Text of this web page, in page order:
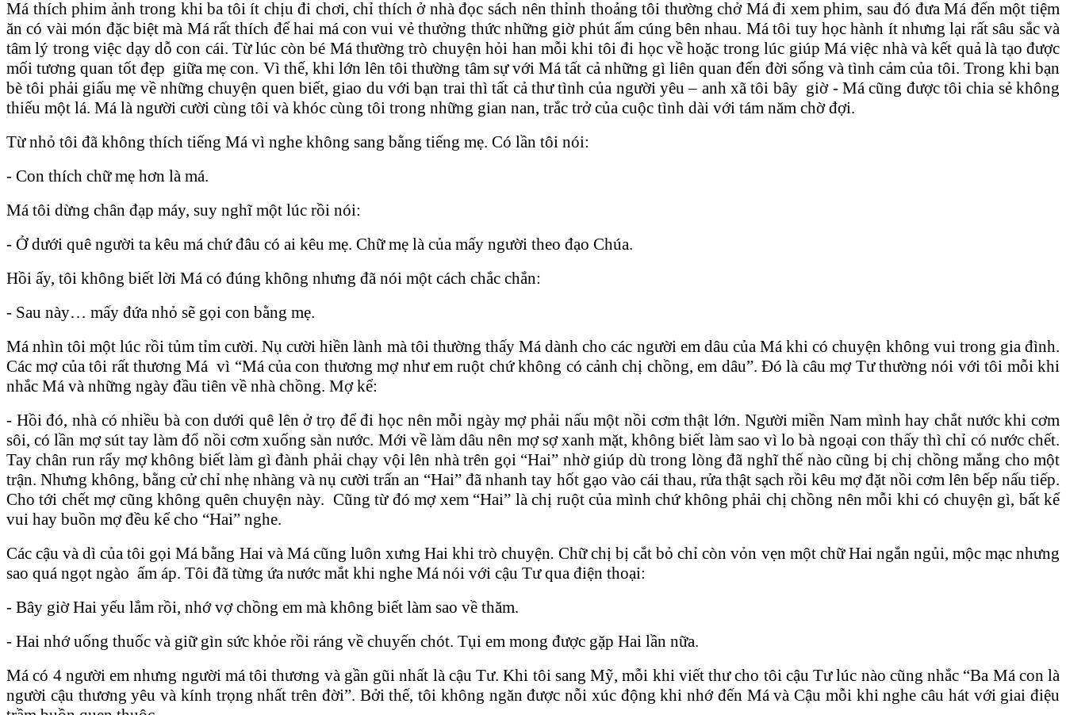
Má thích phim ảnh trong khi ba tôi ít chịu đi chơi, chỉ thích ở nhà đọc sách nên thỉnh thoảng tôi thường chở Má đi xem phim, sau đó đưa Má đến một tiệm
ăn có vài món đặc biệt mà Má rất thích để hai má con vui vẻ thưởng thức những giờ phút ấm cúng bên nhau. Má tôi tuy học hành ít nhưng lại rất sâu sắc và
tâm lý trong việc dạy dỗ con cái. Từ lúc còn bé Má thường trò chuyện hỏi han mỗi khi tôi đi học về hoặc trong lúc giúp Má việc nhà và kết quả là tạo được
mối tương quan tốt đẹp giữa mẹ con. Vì thế, khi lớn lên tôi thường tâm sự với Má tất cả những gì liên quan đến đời sống và tình cảm của tôi. Trong khi bạn
bè tôi phải giấu mẹ về những chuyện quen biết, giao du với bạn trai thì tất cả thư tình của người yêu – anh xã tôi bây giờ - Má cũng được tôi chia sẻ không
thiếu một lá. Má là người cười cùng tôi và khóc cùng tôi trong những gian nan, trắc trở của cuộc tình dài với tám năm chờ đợi.
Từ nhỏ tôi đã không thích tiếng Má vì nghe không sang bằng tiếng mẹ. Có lần tôi nói:
- Con thích chữ mẹ hơn là má.
Má tôi dừng chân đạp máy, suy nghĩ một lúc rồi nói:
- Ở dưới quê người ta kêu má chứ đâu có ai kêu mẹ. Chữ mẹ là của mấy người theo đạo Chúa.
Hồi ấy, tôi không biết lời Má có đúng không nhưng đã nói một cách chắc chắn:
- Sau này… mấy đứa nhỏ sẽ gọi con bằng mẹ.
Má nhìn tôi một lúc rồi tủm tỉm cười. Nụ cười hiền lành mà tôi thường thấy Má dành cho các người em dâu của Má khi có chuyện không vui trong gia đình.
Các mợ của tôi rất thương Má vì “Má của con thương mợ như em ruột chứ không có cảnh chị chồng, em dâu”. Đó là câu mợ Tư thường nói với tôi mỗi khi
nhắc Má và những ngày đầu tiên về nhà chồng. Mợ kể:
- Hồi đó, nhà có nhiều bà con dưới quê lên ở trọ để đi học nên mỗi ngày mợ phải nấu một nồi cơm thật lớn. Người miền Nam mình hay chắt nước khi cơm
sôi, có lần mợ sút tay làm đổ nồi cơm xuống sàn nước. Mới về làm dâu nên mợ sợ xanh mặt, không biết làm sao vì lo bà ngoại con thấy thì chỉ có nước chết.
Tay chân run rẩy mợ không biết làm gì đành phải chạy vội lên nhà trên gọi “Hai” nhờ giúp dù trong lòng đã nghĩ thế nào cũng bị chị chồng mắng cho một
trận. Nhưng không, bằng cử chỉ nhẹ nhàng và nụ cười trấn an “Hai” đã nhanh tay hốt gạo vào cái thau, rửa thật sạch rồi kêu mợ đặt nồi cơm lên bếp nấu tiếp.
Cho tới chết mợ cũng không quên chuyện này. Cũng từ đó mợ xem “Hai” là chị ruột của mình chứ không phải chị chồng nên mỗi khi có chuyện gì, bất kể
vui hay buồn mợ đều kể cho “Hai” nghe.
Các cậu và dì của tôi gọi Má bằng Hai và Má cũng luôn xưng Hai khi trò chuyện. Chữ chị bị cắt bỏ chỉ còn vỏn vẹn một chữ Hai ngắn ngủi, mộc mạc nhưng
sao quá ngọt ngào ấm áp. Tôi đã từng ứa nước mắt khi nghe Má nói với cậu Tư qua điện thoại:
- Bây giờ Hai yếu lắm rồi, nhớ vợ chồng em mà không biết làm sao về thăm.
- Hai nhớ uống thuốc và giữ gìn sức khỏe rồi ráng về chuyến chót. Tụi em mong được gặp Hai lần nữa.
Má có 4 người em nhưng người má tôi thương và gần gũi nhất là cậu Tư. Khi tôi sang Mỹ, mỗi khi viết thư cho tôi cậu Tư lúc nào cũng nhắc “Ba Má con là
người cậu thương yêu và kính trọng nhất trên đời”. Bởi thế, tôi không ngăn được nỗi xúc động khi nhớ đến Má và Cậu mỗi khi nghe câu hát với giai điệu